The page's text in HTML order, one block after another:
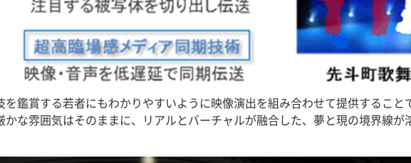
鑑賞する若者にもわかりやすいように映像演出を組み合わせて提供すること
な雰囲気はそのままに、リアルとバーチャルが融合した、夢と現の境界線が